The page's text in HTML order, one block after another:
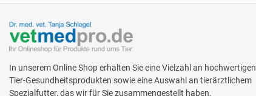
In unserem Online Shop erhalten Sie eine Vielzahl an hochwertigen
Tier-Gesundheitsprodukten sowie eine Auswahl an tierärztlichem
Spezialfutter, das wir für Sie zusammengestellt haben.